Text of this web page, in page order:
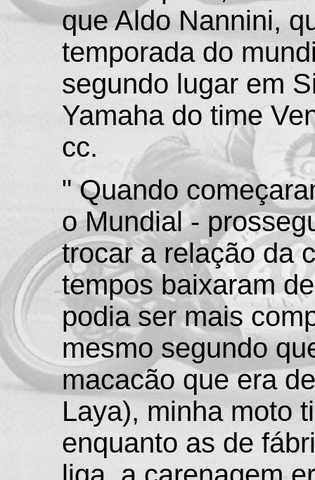
que Aldo Nannini,
temporada do
segundo lugar em
Yamaha do time
cc.
" Quando
o Mundial -
trocar a relação da
tempos baixaram
podia ser mais
mesmo segundo
macacão que era
Laya), minha moto
enquanto as de